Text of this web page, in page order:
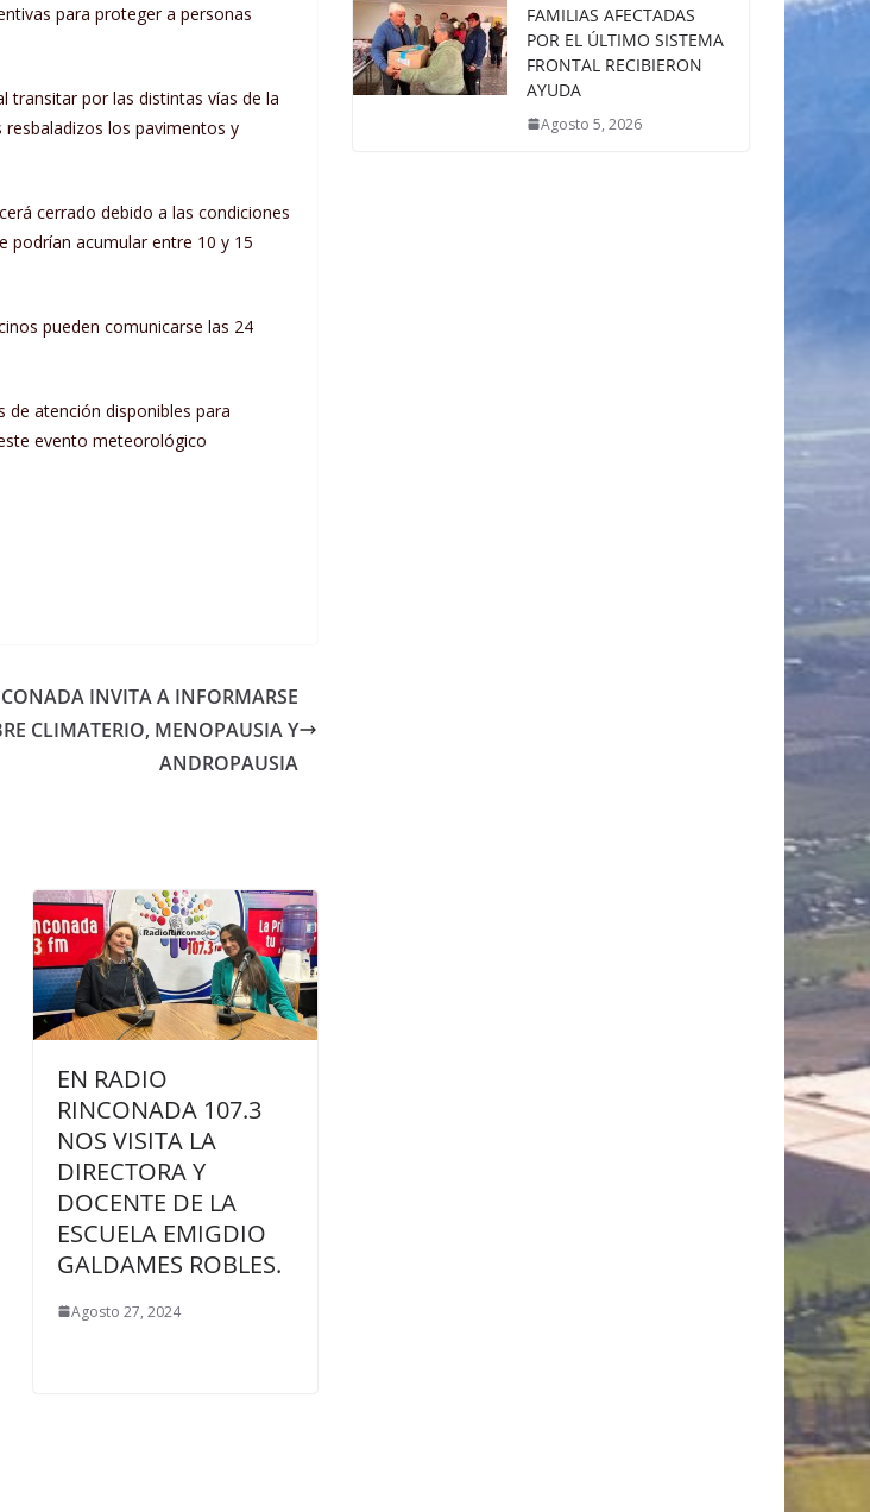
para proteger a personas
transitar por las distintas vías de la
los pavimentos y
cerrado debido a las condiciones
podrían acumular entre 10 y 15
pueden comunicarse las 24
de atención disponibles para
evento meteorológico
INVITA A INFORMARSE
CLIMATERIO, MENOPAUSIA Y
ANDROPAUSIA
EN RADIO
RINCONADA 107.3
NOS VISITA LA
DIRECTORA Y
DOCENTE DE LA
ESCUELA EMIGDIO
GALDAMES ROBLES.
Agosto 27, 2024
FAMILIAS AFECTADAS
POR EL ÚLTIMO SISTEMA
FRONTAL RECIBIERON
AYUDA
Agosto 5, 2026